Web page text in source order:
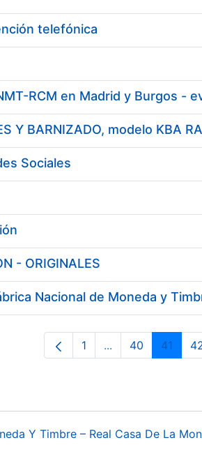
telefónica
Sociales
- ORIGINALES
Página
1 ...PáginasPágina
40 41
Y Timbre – Real Casa De La